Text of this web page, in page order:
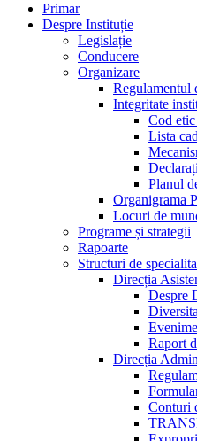
Primar
Despre Instituție
Legislație
Conducere
Organizare
Regulamentul
Integritate
Cod
Lista
Planul
Organigrama
Locuri de
Programe și strategii
Rapoarte
Structuri de
Direcția
Despre
Raport
Direcția
Conturi